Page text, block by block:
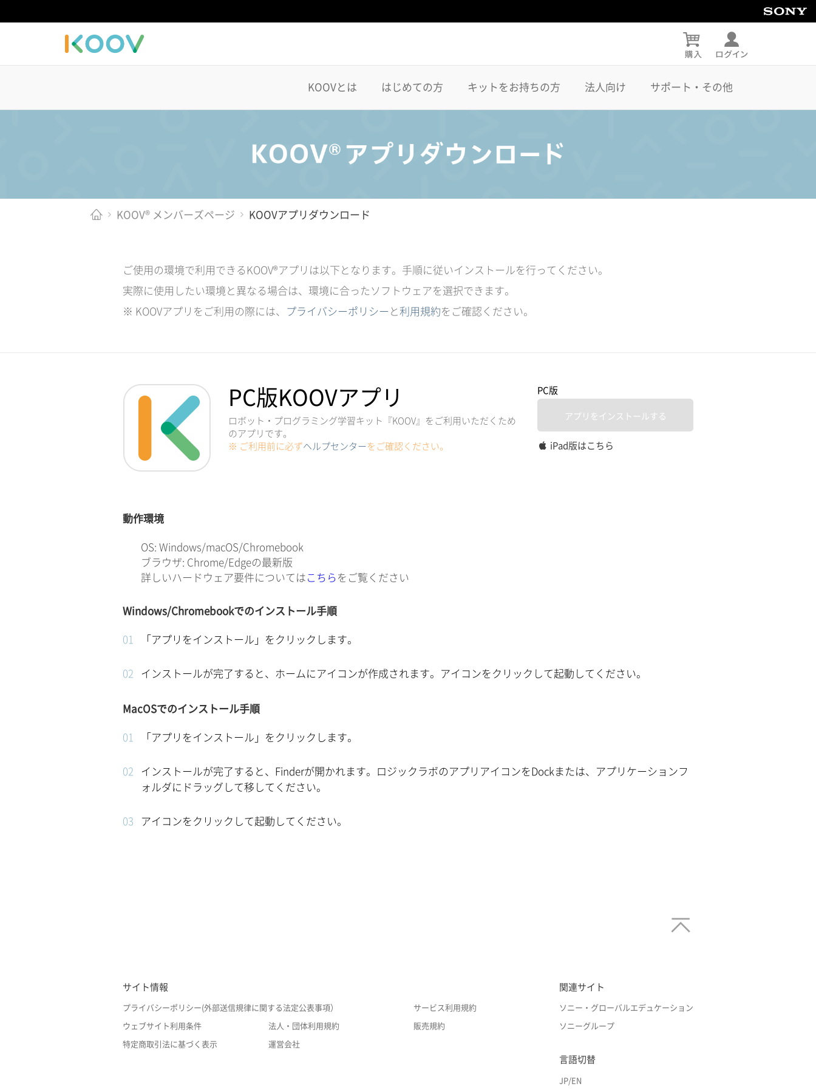
KOOVとは はじめての方 キットをお持ちの方 法人向け サポート・その他
KOOV® メンバーズページ KOOVアプリダウンロード
ご使用の環境で利用できるKOOV®アプリは以下となります。手順に従いインストールを行ってください。
実際に使用したい環境と異なる場合は、環境に合ったソフトウェアを選択できます。
※ KOOVアプリをご利用の際には、
プライバシーポリシー と 利用規約をご確認ください。
PC版KOOVアプリ
ロボット・プログラミング学習キット『KOOV』をご利用いただくため
のアプリです。
※ ご利用前に必ずヘルプセンター をご確認ください。
PC版
アプリをインストールする
iPad版はこちら
動作環境
OS: Windows/macOS/Chromebook
ブラウザ: Chrome/Edgeの最新版
詳しいハードウェア要件については こちら をご覧ください
Windows/Chromebookでのインストール手順
「アプリをインストール」をクリックします。
インストールが完了すると、ホームにアイコンが作成されます。アイコンをクリックして起動してください。
MacOSでのインストール手順
「アプリをインストール」をクリックします。
インストールが完了すると、Finderが開かれます。ロジックラボのアプリアイコンをDockまたは、アプリケーションフ
ォルダにドラッグして移してください。
アイコンをクリックして起動してください。
サイト情報
プライバシーポリシー(外部送信規律に関する法定公表事項） サービス利用規約
ウェブサイト利用条件 法人・団体利用規約 販売規約
特定商取引法に基づく表示 運営会社
関連サイト
ソニー・グローバルエデュケーション
ソニーグループ
言語切替
JP/EN